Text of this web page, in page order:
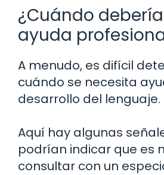
¿Cuándo
ayuda
A menudo, es difícil
cuándo se necesita
desarrollo del lenguaje.
Aquí hay algunas
podrían indicar que es
consultar con un